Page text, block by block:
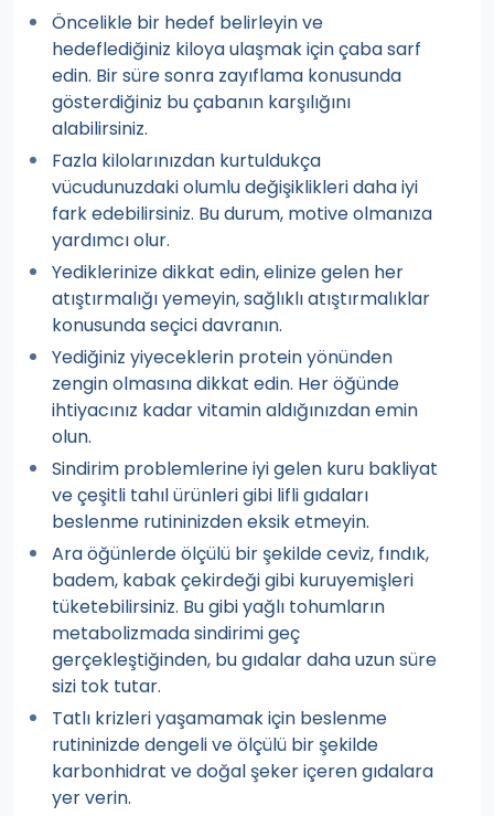
Öncelikle bir hedef belirleyin ve
hedeflediğiniz kiloya ulaşmak için çaba sarf
edin. Bir süre sonra zayıflama konusunda
gösterdiğiniz bu çabanın karşılığını
alabilirsiniz.
Fazla kilolarınızdan kurtuldukça
vücudunuzdaki olumlu değişiklikleri daha iyi
fark edebilirsiniz. Bu durum, motive olmanıza
yardımcı olur.
Yediklerinize dikkat edin, elinize gelen her
atıştırmalığı yemeyin, sağlıklı atıştırmalıklar
konusunda seçici davranın.
Yediğiniz yiyeceklerin protein yönünden
zengin olmasına dikkat edin. Her öğünde
ihtiyacınız kadar vitamin aldığınızdan emin
olun.
Sindirim problemlerine iyi gelen kuru bakliyat
ve çeşitli tahıl ürünleri gibi lifli gıdaları
beslenme rutininizden eksik etmeyin.
Ara öğünlerde ölçülü bir şekilde ceviz, fındık,
badem, kabak çekirdeği gibi kuruyemişleri
tüketebilirsiniz. Bu gibi yağlı tohumların
metabolizmada sindirimi geç
gerçekleştiğinden, bu gıdalar daha uzun süre
sizi tok tutar.
Tatlı krizleri yaşamamak için beslenme
rutininizde dengeli ve ölçülü bir şekilde
karbonhidrat ve doğal şeker içeren gıdalara
yer verin.